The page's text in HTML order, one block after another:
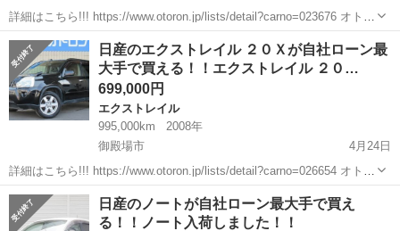
詳細はこちら!!! https://www.otoron.jp/lists/detail?carno=023676 オトロ
ンの自社ローンは金利無し！！！ 他社で断られた方でも、自己破産、
債務整理、ローンブラック...
静岡 御殿場市 ラフェスタ ハイウェイスター
日産のエクストレイル ２０Ｘが自社ローン最
大手で買える！！エクストレイル ２０…
699,000円
エクストレイル
995,000km
2008年
御殿場市
4月24日
詳細はこちら!!! https://www.otoron.jp/lists/detail?carno=026654 オトロ
ンの自社ローンは金利無し！！！ 他社で断られた方でも、自己破産、
債務整理、ローンブラック...
静岡 御殿場市 エクストレイル オトロン
日産のノートが自社ローン最大手で買え
る！！ノート入荷しました！！